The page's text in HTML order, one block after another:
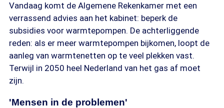
Vandaag komt de Algemene Rekenkamer met een
verrassend advies aan het kabinet: beperk de
subsidies voor warmtepompen. De achterliggende
reden: als er meer warmtepompen bijkomen, loopt de
aanleg van warmtenetten op te veel plekken vast.
Terwijl in 2050 heel Nederland van het gas af moet
zijn.
'Mensen in de problemen'